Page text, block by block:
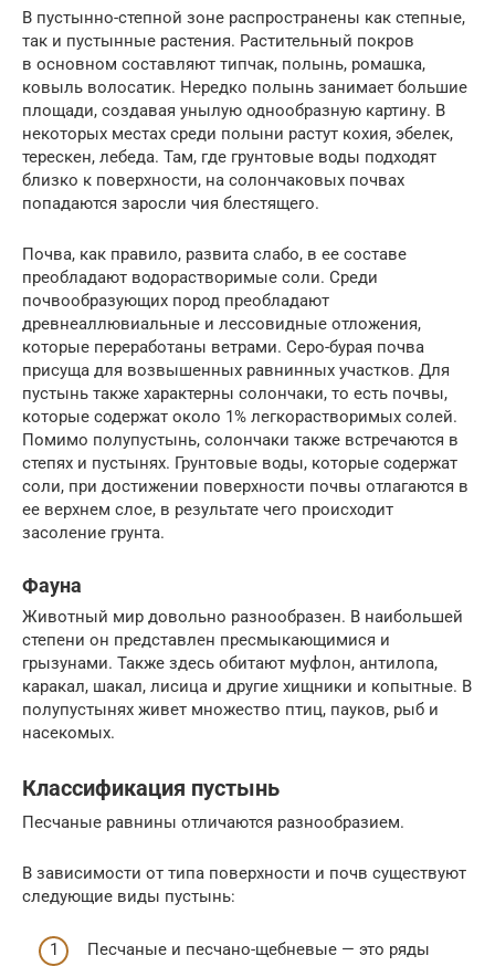
В пустынно-степной зоне распространены как степные,
так и пустынные растения. Растительный покров
в основном составляют типчак, полынь, ромашка,
ковыль волоса­тик. Нередко полынь занимает большие
площади, создавая унылую однообразную картину. В
некоторых местах среди полыни растут кохия, эбелек,
терескен, лебеда. Там, где грунтовые воды подходят
близко к поверхности, на солончаковых почвах
попадаются заросли чия блестящего.
Почва, как правило, развита слабо, в ее составе
преобладают водорастворимые соли. Среди
почвообразующих пород преобладают
древнеаллювиальные и лессовидные отложения,
которые переработаны ветрами. Серо-бурая почва
присуща для возвышенных равнинных участков. Для
пустынь также характерны солончаки, то есть почвы,
которые содержат около 1% легкорастворимых солей.
Помимо полупустынь, солончаки также встречаются в
степях и пустынях. Грунтовые воды, которые содержат
соли, при достижении поверхности почвы отлагаются в
ее верхнем слое, в результате чего происходит
засоление грунта.
Фауна
Животный мир довольно разнообразен. В наибольшей
степени он представлен пресмыкающимися и
грызунами. Также здесь обитают муфлон, антилопа,
каракал, шакал, лисица и другие хищники и копытные. В
полупустынях живет множество птиц, пауков, рыб и
насекомых.
Классификация пустынь
Песчаные равнины отличаются разнообразием.
В зависимости от типа поверхности и почв существуют
следующие виды пустынь:
Песчаные и песчано-щебневые — это ряды